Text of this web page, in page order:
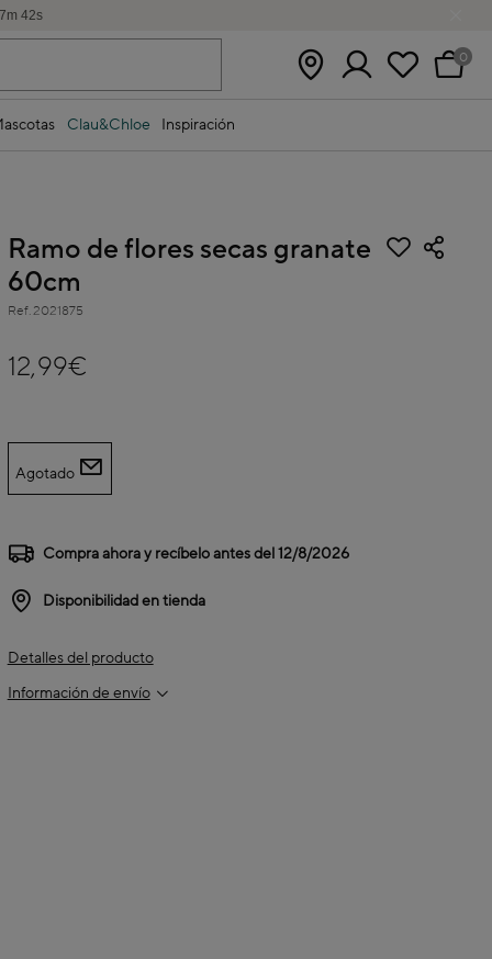
7m 41s
0
Clau&Chloe Inspiración
Ramo de flores secas granate
60cm
Ref.2021875
12,99€
Agotado
Compra ahora y recíbelo antes del12/8/2026
Disponibilidad en tienda
Detalles del producto
Información de envío